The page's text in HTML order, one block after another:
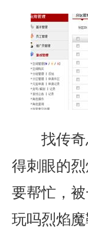
找传奇
得刺眼的
要帮忙，
玩吗烈焰